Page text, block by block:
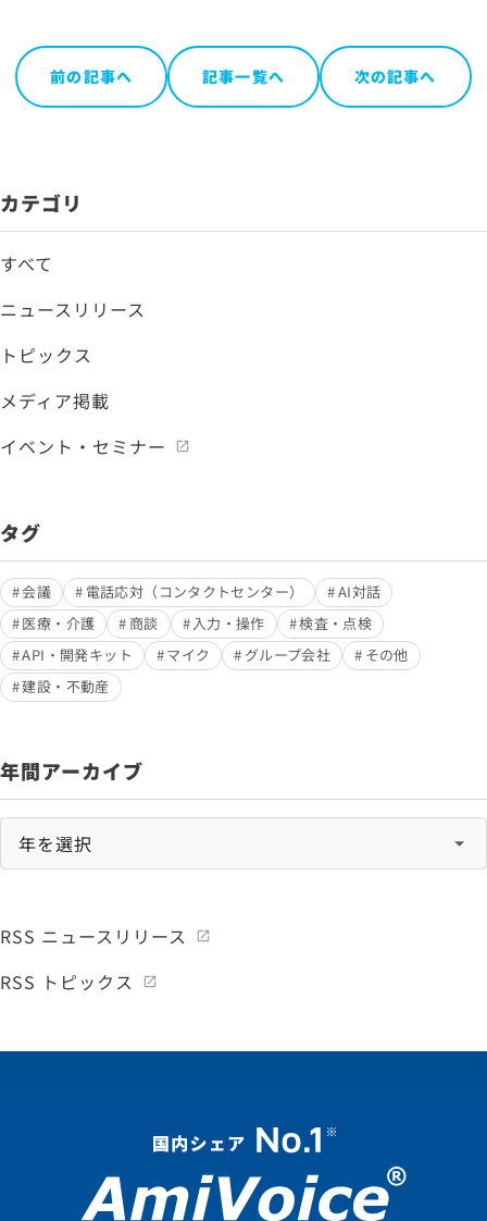
前の記事へ 記事一覧へ 次の記事へ
カテゴリ
すべて
ニュースリリース
トピックス
メディア掲載
イベント・セミナー
タグ
会議 電話応対（コンタクトセンター）
AI対話
医療・介護
商談 入力・操作
検査・点検
API・開発キット
マイク グループ会社
その他
建設・不動産
年間アーカイブ
RSS ニュースリリース
RSS トピックス